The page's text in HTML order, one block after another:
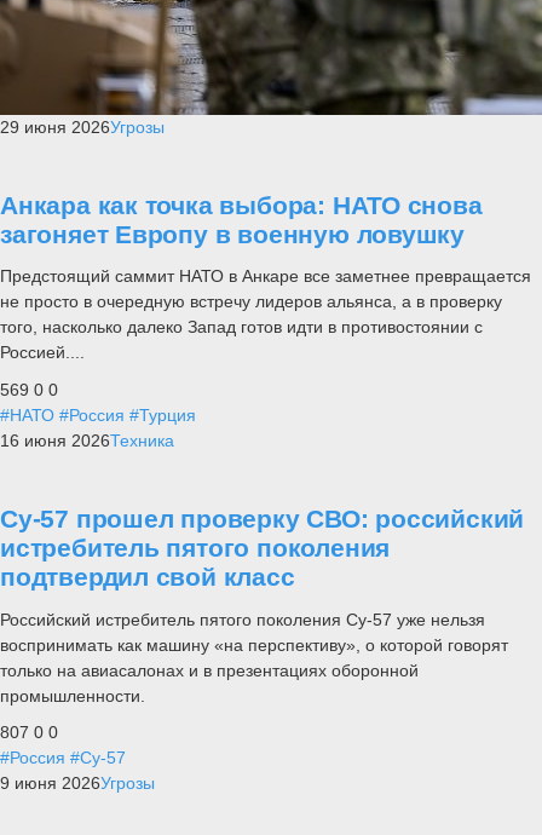
29 июня 2026Угрозы
Анкара как точка выбора: НАТО снова
загоняет Европу в военную ловушку
Предстоящий саммит НАТО в Анкаре все заметнее превращается
не просто в очередную встречу лидеров альянса, а в проверку
того, насколько далеко Запад готов идти в противостоянии с
Россией....
569 0 0
#НАТО #Россия #Турция
16 июня 2026Техника
Су-57 прошел проверку СВО: российский
истребитель пятого поколения
подтвердил свой класс
Российский истребитель пятого поколения Су-57 уже нельзя
воспринимать как машину «на перспективу», о которой говорят
только на авиасалонах и в презентациях оборонной
промышленности.
807 0 0
#Россия #Су-57
9 июня 2026Угрозы